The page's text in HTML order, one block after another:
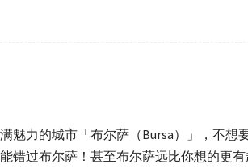
魅力的城市「布尔萨（Bursa）」，不想
错过布尔萨！甚至布尔萨远比你想的更